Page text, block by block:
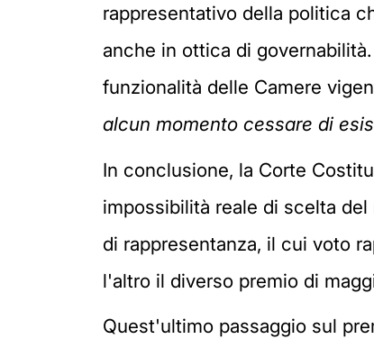
rappresentativo della politica
anche in ottica di
funzionalità delle Camere
alcun momento cessare di
In conclusione, la Corte
impossibilità reale di scelta
di rappresentanza, il cui voto
l'altro il diverso premio di
Quest'ultimo passaggio sul